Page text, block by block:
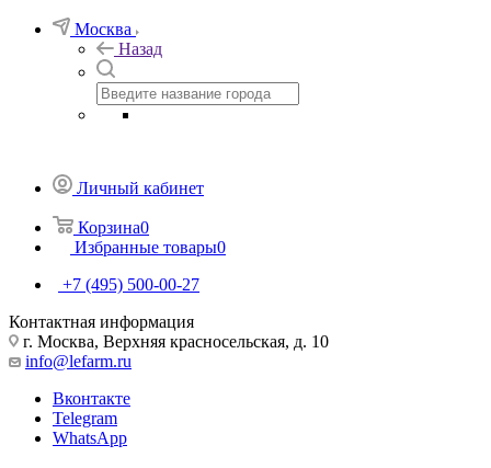
Москва
Назад
Личный кабинет
Корзина0
Избранные товары0
+7 (495) 500-00-27
Контактная информация
г. Москва, Верхняя красносельская, д. 10
info@lefarm.ru
Вконтакте
Telegram
WhatsApp